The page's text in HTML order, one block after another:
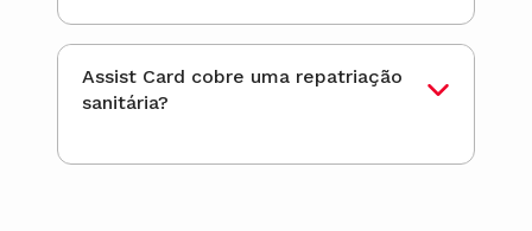
Assist Card cobre uma repatriação
sanitária?